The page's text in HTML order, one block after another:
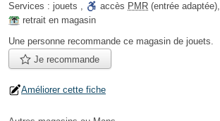
Services : jouets , accès PMR (entrée adaptée),
retrait en magasin
Une personne recommande ce magasin de jouets.
Je recommande
Améliorer cette fiche